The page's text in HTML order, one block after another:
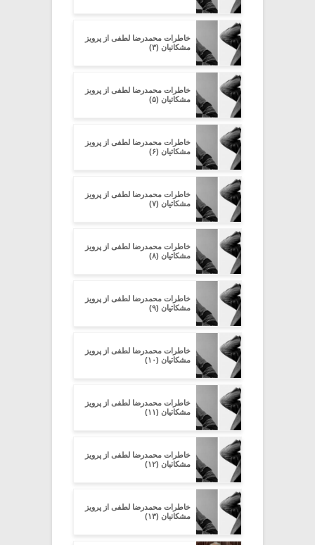
خاطرات محمدرضا لطفی از پرویز
مشکاتیان (۳)
خاطرات محمدرضا لطفی از پرویز
مشکاتیان (۵)
خاطرات محمدرضا لطفی از پرویز
مشکاتیان (۶)
خاطرات محمدرضا لطفی از پرویز
مشکاتیان (۷)
خاطرات محمدرضا لطفی از پرویز
مشکاتیان (۸)
خاطرات محمدرضا لطفی از پرویز
مشکاتیان (۹)
خاطرات محمدرضا لطفی از پرویز
مشکاتیان (۱۰)
خاطرات محمدرضا لطفی از پرویز
مشکاتیان (۱۱)
خاطرات محمدرضا لطفی از پرویز
مشکاتیان (۱۲)
خاطرات محمدرضا لطفی از پرویز
مشکاتیان (۱۳)